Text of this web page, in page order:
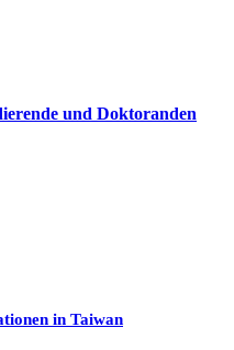
und Doktoranden
in Taiwan